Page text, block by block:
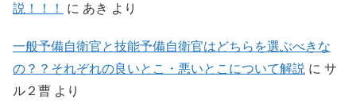
説！！！
に あき より
一般予備自衛官と技能予備自衛官はどちらを選ぶべきな
の？？それぞれの良いとこ・悪いとこについて解説 に サ
ル２曹 より